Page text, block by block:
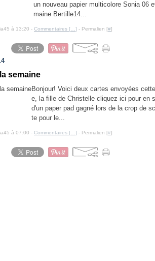
un nouveau papier multicolore Sonia 06
maine Bertille14...
à 13:20 - Commentaires [ ] - Permalien [#]
semaine
Bonjour! Voici deux cartes envoyées
e, la fille de Christelle cliquez ici pour en
d'un paper pad gagné lors de la crop de
te pour le...
à 07:00 - Commentaires [ ] - Permalien [#]